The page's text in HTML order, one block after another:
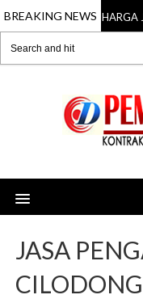
BREAKING NEWS
15 Mar 2026 HARGA
JASA